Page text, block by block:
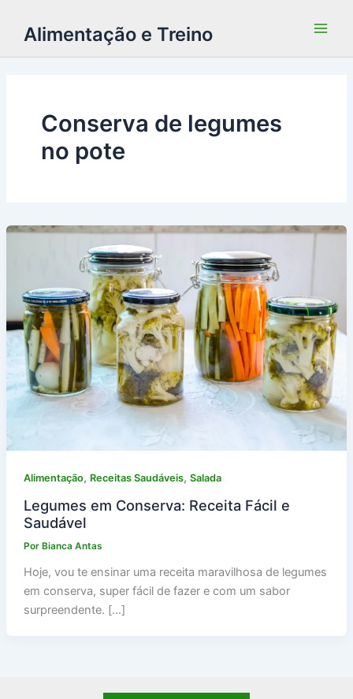
Alimentação e Treino
Conserva de legumes
no pote
Alimentação, Receitas Saudáveis, Salada
Legumes em Conserva: Receita Fácil e
Saudável
Por Bianca Antas
Hoje, vou te ensinar uma receita maravilhosa de legumes
em conserva, super fácil de fazer e com um sabor
surpreendente. […]